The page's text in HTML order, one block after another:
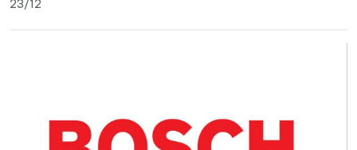
23/12